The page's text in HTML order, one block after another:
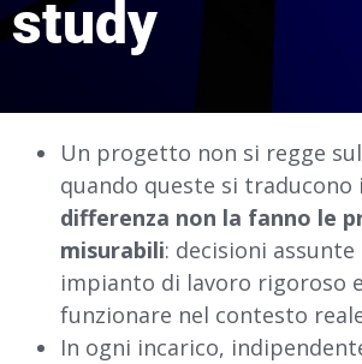
study
Un progetto non si regge
quando queste si traducono
differenza non la fanno le
misurabili: decisioni
impianto di lavoro
funzionare nel contesto
In ogni incarico,